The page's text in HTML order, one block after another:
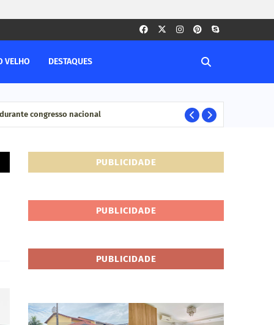
VELHO DESTAQUES
congresso nacional
PUBLICIDADE
PUBLICIDADE
PUBLICIDADE